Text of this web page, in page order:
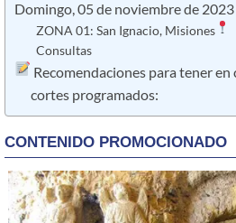
Domingo, 05 de noviembre de 2023
ZONA 01: San Ignacio, Misiones
Consultas
Recomendaciones para tener
cortes programados: